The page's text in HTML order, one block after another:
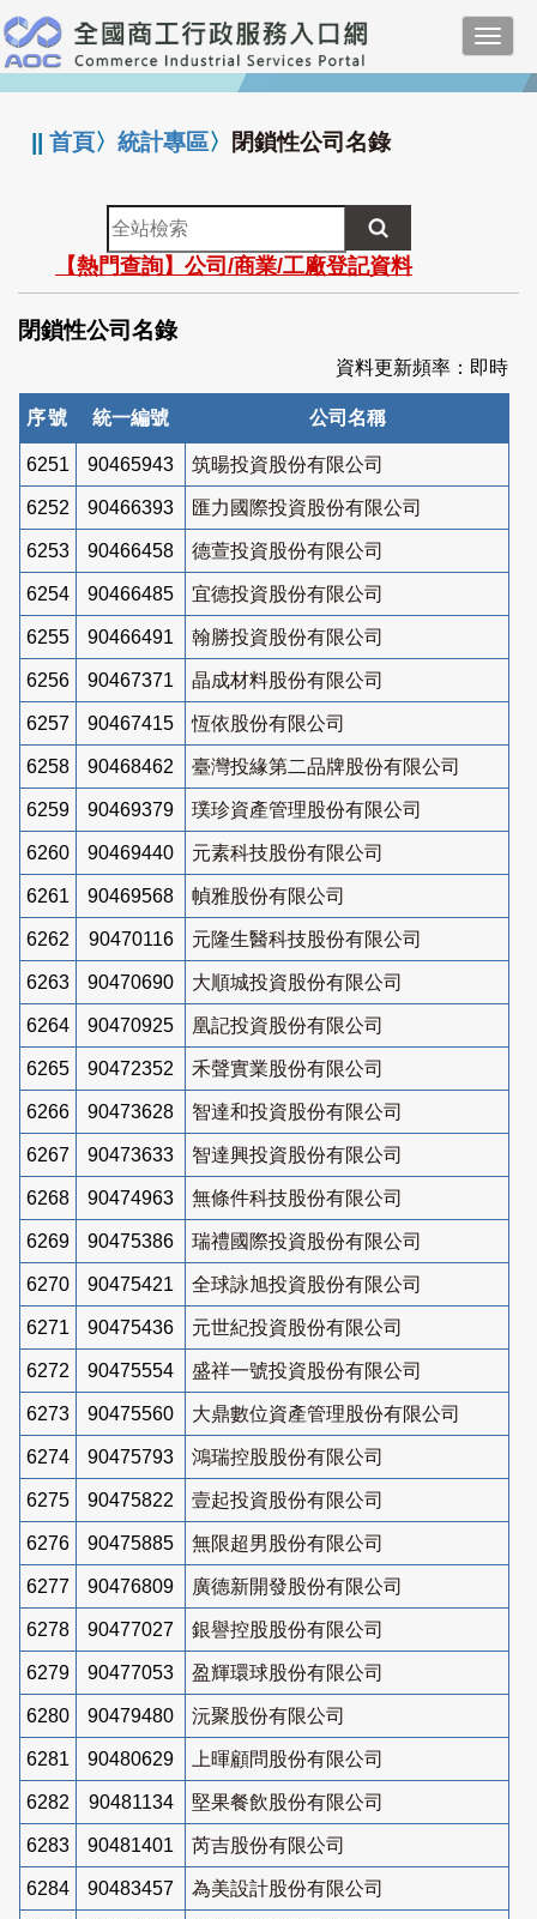
跳
到
主
要
:::
||首頁〉統計專區〉 閉鎖性公司名錄
全
站
檢
索
【熱門查詢】公司/商業/工廠登記資料
閉鎖性公司名錄
資料更新頻率：即時
序號 統一編號 公司名稱
6251 90465943 筑暘投資股份有限公司
6252 90466393 匯力國際投資股份有限公司
6253 90466458 德萱投資股份有限公司
6254 90466485 宜德投資股份有限公司
6255 90466491 翰勝投資股份有限公司
6256 90467371 晶成材料股份有限公司
6257 90467415 恆依股份有限公司
6258 90468462 臺灣投緣第二品牌股份有限公司
6259 90469379 璞珍資產管理股份有限公司
6260 90469440 元素科技股份有限公司
6261 90469568 幀雅股份有限公司
6262 90470116 元隆生醫科技股份有限公司
6263 90470690 大順城投資股份有限公司
6264 90470925 凰記投資股份有限公司
6265 90472352 禾聲實業股份有限公司
6266 90473628 智達和投資股份有限公司
6267 90473633 智達興投資股份有限公司
6268 90474963 無條件科技股份有限公司
6269 90475386 瑞禮國際投資股份有限公司
6270 90475421 全球詠旭投資股份有限公司
6271 90475436 元世紀投資股份有限公司
6272 90475554 盛祥一號投資股份有限公司
6273 90475560 大鼎數位資產管理股份有限公司
6274 90475793 鴻瑞控股股份有限公司
6275 90475822 壹起投資股份有限公司
6276 90475885 無限超男股份有限公司
6277 90476809 廣德新開發股份有限公司
6278 90477027 銀譽控股股份有限公司
6279 90477053 盈輝環球股份有限公司
6280 90479480 沅聚股份有限公司
6281 90480629 上暉顧問股份有限公司
6282 90481134 堅果餐飲股份有限公司
6283 90481401 芮吉股份有限公司
6284 90483457 為美設計股份有限公司